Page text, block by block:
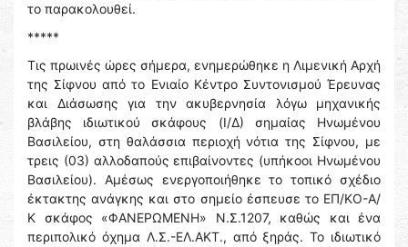
το παρακολουθεί.
*****
Τις πρωινές ώρες σήμερα, ενημερώθηκε η Λιμενική Αρχή
της Σίφνου από το Ενιαίο Κέντρο Συντονισμού Έρευνας
και Διάσωσης για την ακυβερνησία λόγω μηχανικής
βλάβης ιδιωτικού σκάφους (Ι/Δ) σημαίας Ηνωμένου
Βασιλείου, στη θαλάσσια περιοχή νότια της Σίφνου, με
τρεις (03) αλλοδαπούς επιβαίνοντες (υπήκοοι Ηνωμένου
Βασιλείου). Αμέσως ενεργοποιήθηκε το τοπικό σχέδιο
έκτακτης ανάγκης και στο σημείο έσπευσε το ΕΠ/ΚΟ-Α/
Κ σκάφος «ΦΑΝΕΡΩΜΕΝΗ» Ν.Σ.1207, καθώς και ένα
περιπολικό όχημα Λ.Σ.-ΕΛ.ΑΚΤ., από ξηράς. Το ιδιωτικό